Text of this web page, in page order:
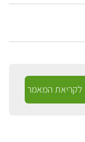
לקריאת המאמר